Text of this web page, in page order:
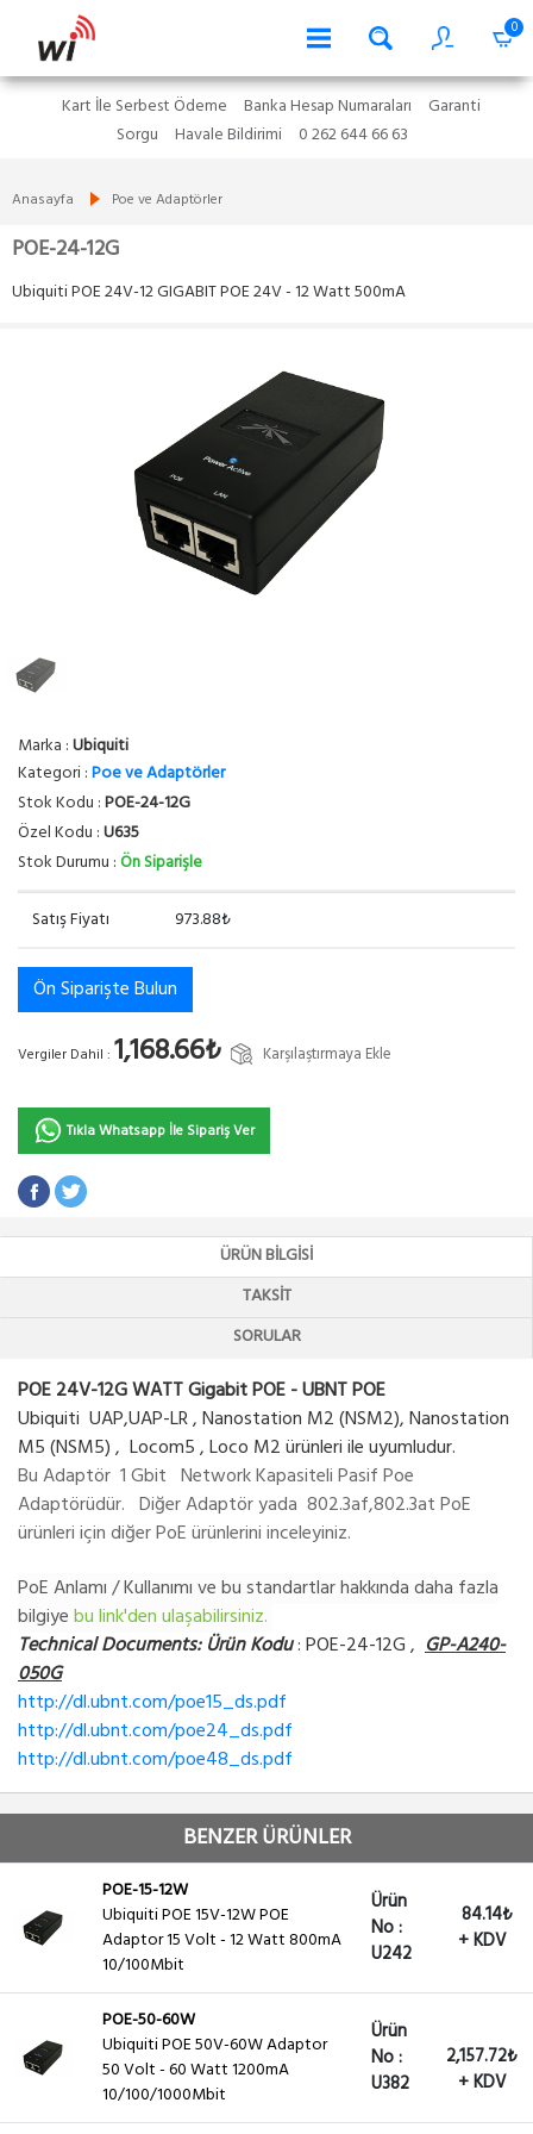
0
Kart İle Serbest Ödeme Banka Hesap Numaraları
Garanti
Sorgu
Havale Bildirimi 0 262 644 66 63
Anasayfa Poe ve Adaptörler
POE-24-12G
Ubiquiti POE 24V-12 GIGABIT POE 24V - 12 Watt 500mA
Marka :Ubiquiti
Kategori :Poe ve Adaptörler
Stok Kodu :POE-24-12G
Özel Kodu :U635
Stok Durumu :Ön Siparişle
Satış Fiyatı 973.88₺
Ön Siparişte Bulun
Vergiler Dahil : 1,168.66₺ Karşılaştırmaya Ekle
Tıkla Whatsapp İle Sipariş Ver
ÜRÜN BILGISI
TAKSIT
SORULAR
POE 24V-12G WATT Gigabit POE - UBNT POE
Ubiquiti UAP,UAP-LR , Nanostation M2 (NSM2), Nanostation
M5 (NSM5) , Locom5 , Loco M2 ürünleri ile uyumludur.
Bu Adaptör 1 Gbit Network Kapasiteli Pasif Poe
Adaptörüdür. Diğer Adaptör yada 802.3af,802.3at PoE
ürünleri için diğer PoE ürünlerini inceleyiniz.
PoE Anlamı / Kullanımı ve bu standartlar hakkında daha fazla
bilgiyebu link'den ulaşabilirsiniz.
Technical Documents: Ürün Kodu: POE-24-12G , GP-A240-
050G
http://dl.ubnt.com/poe15_ds.pdf
http://dl.ubnt.com/poe24_ds.pdf
http://dl.ubnt.com/poe48_ds.pdf
BENZER ÜRÜNLER
POE-15-12W
Ubiquiti POE 15V-12W POE
Adaptor 15 Volt - 12 Watt 800mA
10/100Mbit
Ürün
No :
U242
84.14₺
+ KDV
POE-50-60W
Ubiquiti POE 50V-60W Adaptor
50 Volt - 60 Watt 1200mA
10/100/1000Mbit
Ürün
No :
U382
2,157.72₺
+ KDV